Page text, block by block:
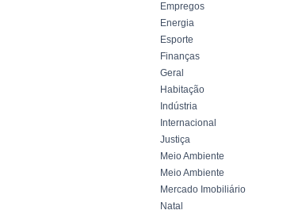
Empregos
Energia
Esporte
Finanças
Geral
Habitação
Indústria
Internacional
Justiça
Meio Ambiente
Meio Ambiente
Mercado Imobiliário
Natal